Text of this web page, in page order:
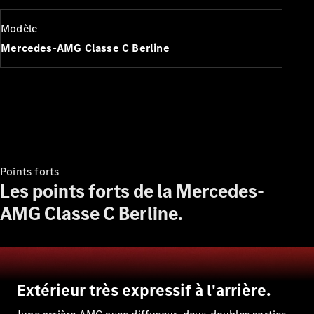
Berline
Berlines
CLA
Classe C
C
Berline
Électrique
EQE
Électrique
Modèle
Mercedes-AMG Classe C Berline
Points forts
Les points forts de la Mercedes-
AMG Classe C Berline.
Extérieur très expressif à l'arrière.